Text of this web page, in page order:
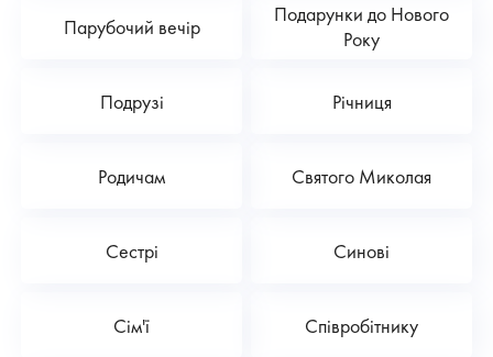
Парубочий вечір
Подарунки до Нового
Року
Подрузі Річниця
Родичам Святого Миколая
Сестрі Синові
Сім'ї Співробітнику